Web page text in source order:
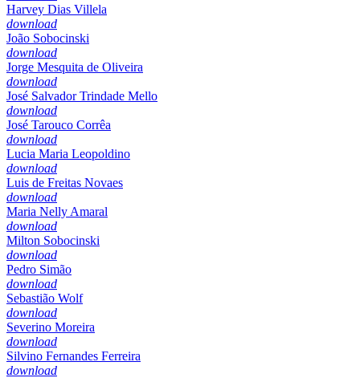
Harvey Dias Villela
download
João Sobocinski
download
Jorge Mesquita de Oliveira
download
José Salvador Trindade Mello
download
José Tarouco Corrêa
download
Lucia Maria Leopoldino
download
Luis de Freitas Novaes
download
Maria Nelly Amaral
download
Milton Sobocinski
download
Pedro Simão
download
Sebastião Wolf
download
Severino Moreira
download
Silvino Fernandes Ferreira
download